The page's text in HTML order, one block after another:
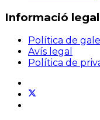
Informació legal
Política de
Avís legal
Política de